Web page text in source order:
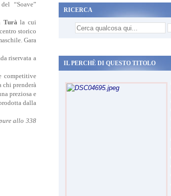
“Soave”
Turà la cui
storico
Gara
riservata a
competitive
chi prenderà
preziosa e
dalla
allo 338
RICERCA
IL PERCHÈ DI QUESTO TITOLO